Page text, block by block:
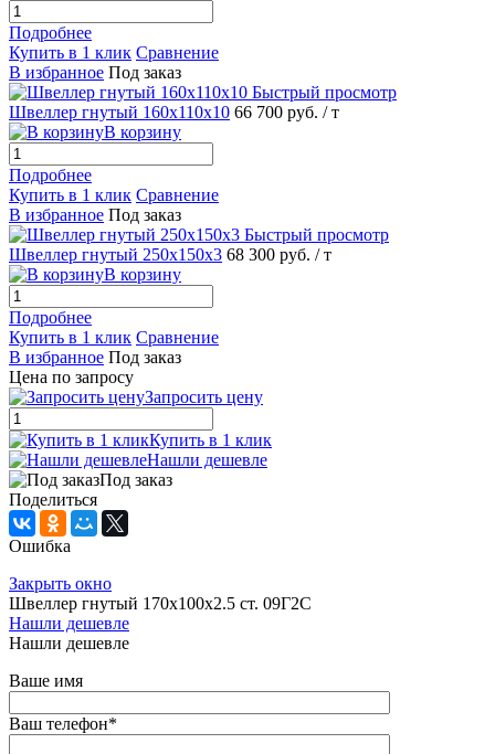
Подробнее
Купить в 1 клик Сравнение
В избранное Под заказ
Быстрый просмотр
Швеллер гнутый 160х110х10 66 700 руб. / т
В корзину
Подробнее
Купить в 1 клик Сравнение
В избранное Под заказ
Быстрый просмотр
Швеллер гнутый 250х150х3 68 300 руб. / т
В корзину
Подробнее
Купить в 1 клик Сравнение
В избранное Под заказ
Цена по запросу
Запросить цену
Купить в 1 клик
Нашли дешевле
Под заказ
Поделиться
Ошибка
Закрыть окно
Швеллер гнутый 170х100х2.5 ст. 09Г2С
Нашли дешевле
Нашли дешевле
Ваше имя
Ваш телефон*